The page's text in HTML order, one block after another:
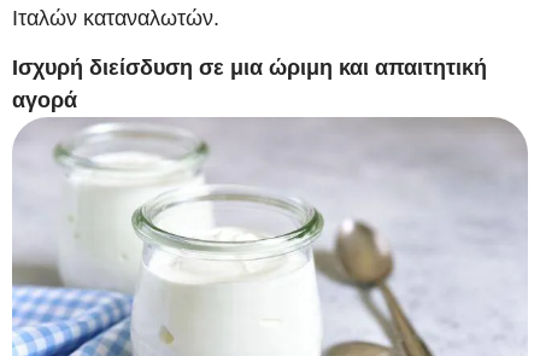
Ιταλών καταναλωτών.
Ισχυρή διείσδυση σε μια ώριμη και απαιτητική
αγορά